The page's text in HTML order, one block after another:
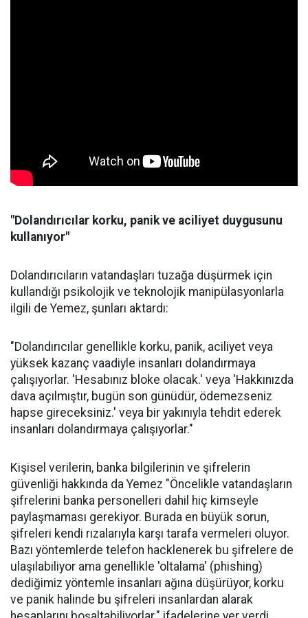
"Dolandırıcılar korku, panik ve aciliyet duygusunu
kullanıyor"
Dolandırıcıların vatandaşları tuzağa düşürmek için
kullandığı psikolojik ve teknolojik manipülasyonlarla
ilgili de Yemez, şunları aktardı:
"Dolandırıcılar genellikle korku, panik, aciliyet veya
yüksek kazanç vaadiyle insanları dolandırmaya
çalışıyorlar. 'Hesabınız bloke olacak.' veya 'Hakkınızda
dava açılmıştır, bugün son günüdür, ödemezseniz
hapse gireceksiniz.' veya bir yakınıyla tehdit ederek
insanları dolandırmaya çalışıyorlar."
Kişisel verilerin, banka bilgilerinin ve şifrelerin
güvenliği hakkında da Yemez "Öncelikle vatandaşların
şifrelerini banka personelleri dahil hiç kimseyle
paylaşmaması gerekiyor. Burada en büyük sorun,
şifreleri kendi rızalarıyla karşı tarafa vermeleri oluyor.
Bazı yöntemlerde telefon hacklenerek bu şifrelere de
ulaşılabiliyor ama genellikle 'oltalama' (phishing)
dediğimiz yöntemle insanları ağına düşürüyor, korku
ve panik halinde bu şifreleri insanlardan alarak